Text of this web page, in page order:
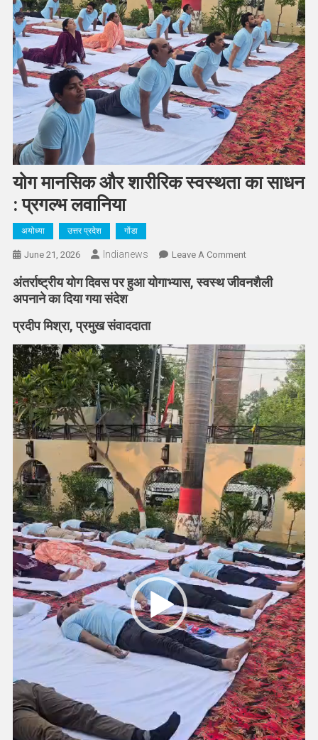
योग मानसिक और शारीरिक स्वस्थता का साधन
: प्रगल्भ लवानिया
अयोध्या उत्तर प्रदेश गोंडा
June 21, 2026 Indianews Leave A CommentOn
मानसिक
का
साधन
प्रगल्भ
लवानिया
अंतर्राष्ट्रीय योग दिवस पर हुआ योगाभ्यास, स्वस्थ जीवनशैली
अपनाने का दिया गया संदेश
प्रदीप मिश्रा, प्रमुख संवाददाता
Video
Player